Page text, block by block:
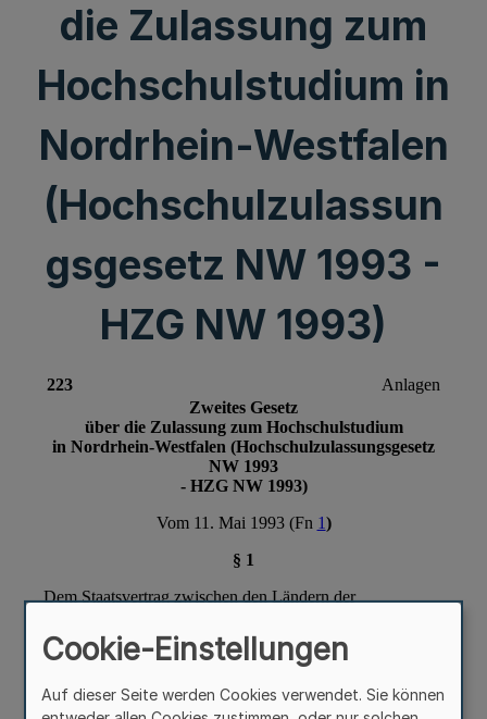
die Zulassung zum
Hochschulstudium in
Nordrhein-Westfalen
(Hochschulzulassun
gsgesetz NW 1993 -
HZG NW 1993)
Cookie-Einstellungen
Auf dieser Seite werden Cookies verwendet. Sie können